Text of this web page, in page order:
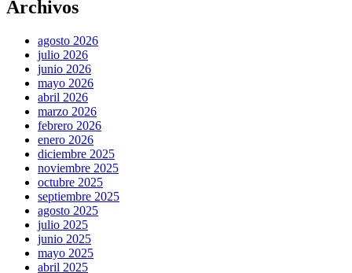
Archivos
agosto 2026
julio 2026
junio 2026
mayo 2026
abril 2026
marzo 2026
febrero 2026
enero 2026
diciembre 2025
noviembre 2025
octubre 2025
septiembre 2025
agosto 2025
julio 2025
junio 2025
mayo 2025
abril 2025